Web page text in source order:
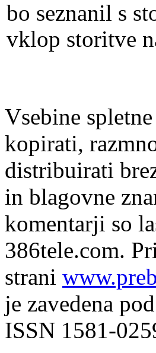
bo seznanil s
vklop storitve
Vsebine
kopirati,
distribuirati
in blagovne
komentarji so
386tele.com.
strani
je zavedena
ISSN 1581-